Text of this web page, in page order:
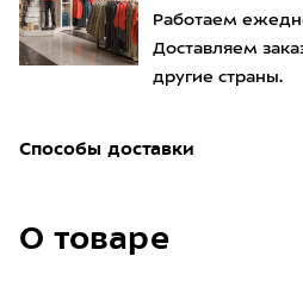
Работаем
Доставляем
другие страны.
Способы доставки
О товаре